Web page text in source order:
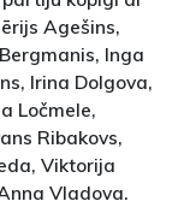
Agešins,
Inga
Irina Dolgova,
Ločmele,
Ribakovs,
Viktorija
Vladova.